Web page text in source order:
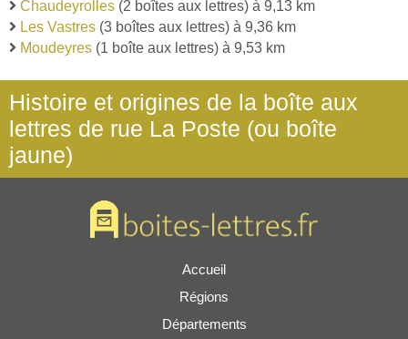
Chaudeyrolles (2 boîtes aux lettres) à 9,13 km
Les Vastres (3 boîtes aux lettres) à 9,36 km
Moudeyres (1 boîte aux lettres) à 9,53 km
Histoire et origines de la boîte aux
lettres de rue La Poste (ou boîte
jaune)
Accueil
Régions
Départements